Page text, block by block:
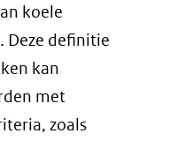
koele
Deze definitie
kan
met
zoals